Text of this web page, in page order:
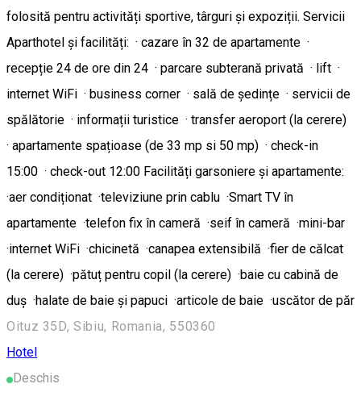
folosită pentru activități sportive, târguri și expoziții. Servicii
Aparthotel și facilități: · cazare în 32 de apartamente ·
recepție 24 de ore din 24 · parcare subterană privată · lift ·
internet WiFi · business corner · sală de ședințe · servicii de
spălătorie · informații turistice · transfer aeroport (la cerere)
· apartamente spațioase (de 33 mp si 50 mp) · check-in
15:00 · check-out 12:00 Facilități garsoniere și apartamente:
·aer condiționat ·televiziune prin cablu ·Smart TV în
apartamente ·telefon fix în cameră ·seif în cameră ·mini-bar
·internet WiFi ·chicinetă ·canapea extensibilă ·fier de călcat
(la cerere) ·pătuț pentru copil (la cerere) ·baie cu cabină de
duș ·halate de baie și papuci ·articole de baie ·uscător de păr
Oituz 35D, Sibiu, Romania, 550360
Hotel
Deschis